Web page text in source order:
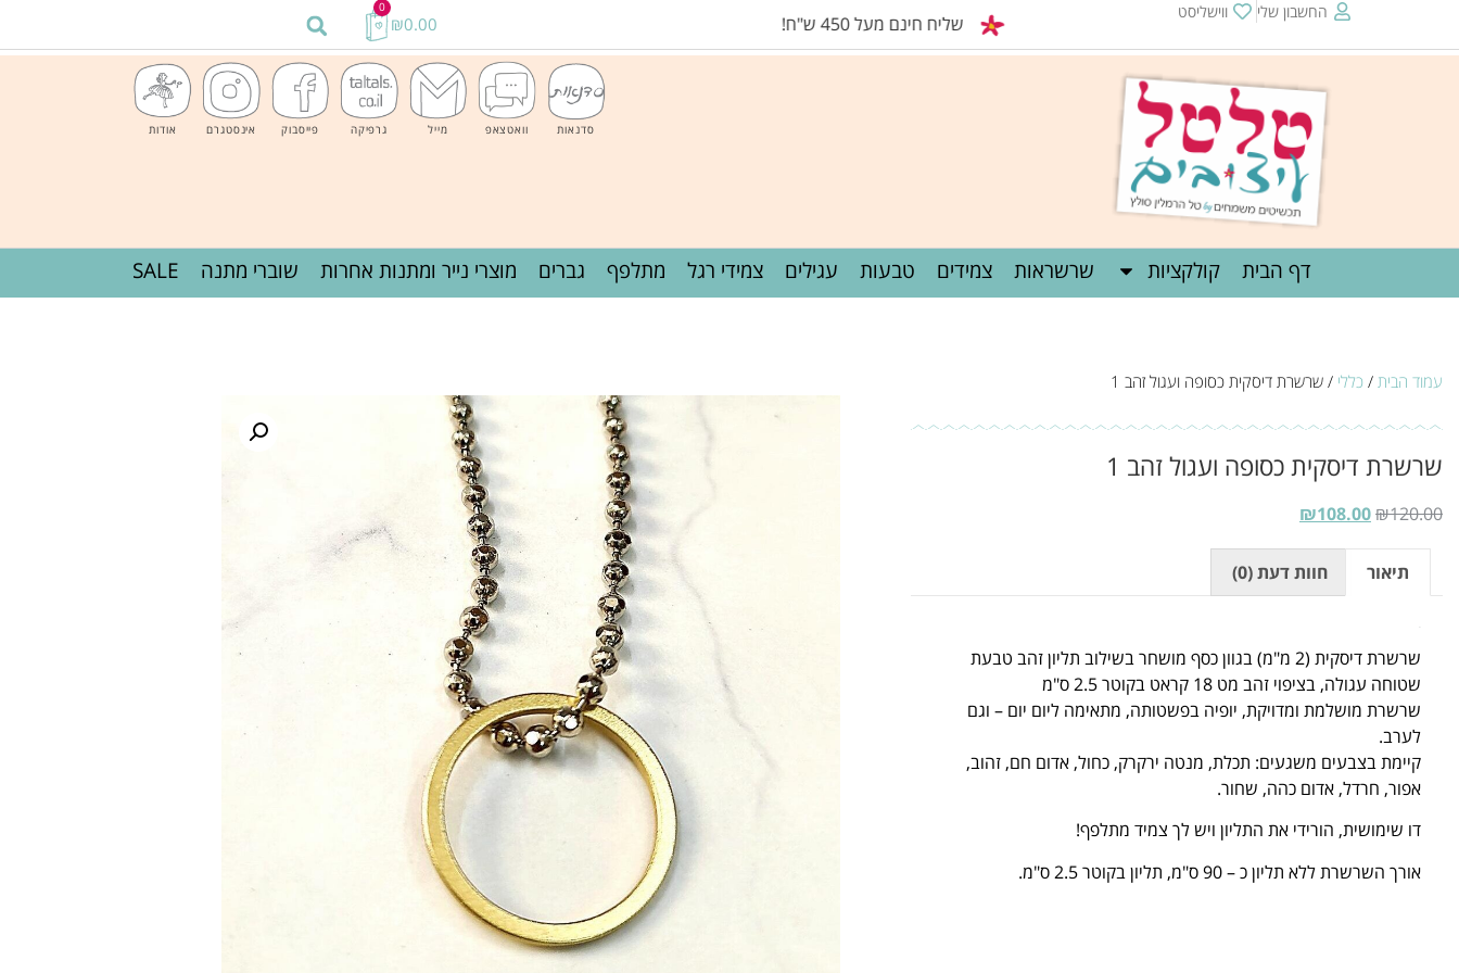
החשבון שלי ווישליסט
שליח חינם מעל 450 ש"ח! ₪0.00
0
סדנאות וואטצאפ מייל גרפיקה פייסבוק אינסטגרם אודות
דף הבית קולקציות שרשראות צמידים טבעות עגילים צמידי רגל מתלפף גברים מוצרי נייר ומתנות אחרות שוברי מתנה SALE
עמוד הבית / כללי / שרשרת דיסקית כסופה ועגול זהב 1
שרשרת דיסקית כסופה ועגול זהב 1
₪120.00
₪108.00
תיאור חוות דעת (0)
שרשרת דיסקית (2 מ"מ) בגוון כסף מושחר בשילוב תליון זהב טבעת
שטוחה עגולה, בציפוי זהב מט 18 קראט בקוטר 2.5 ס"מ
שרשרת מושלמת ומדויקת, יופיה בפשטותה, מתאימה ליום יום – וגם
לערב.
קיימת בצבעים משגעים: תכלת, מנטה ירקרק, כחול, אדום חם, זהוב,
אפור, חרדל, אדום כהה, שחור.
דו שימושית, הורידי את התליון ויש לך צמיד מתלפף!
אורך השרשרת ללא תליון כ – 90 ס"מ, תליון בקוטר 2.5 ס"מ.